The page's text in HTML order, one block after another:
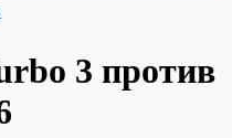
3 против